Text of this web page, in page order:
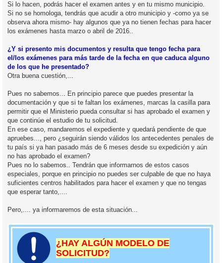
Si lo hacen, podrás hacer el examen antes y en tu mismo municipio.
Si no se homologa, tendrás que acudir a otro municipio y -como ya se
observa ahora mismo- hay algunos que ya no tienen fechas para hacer
los exámenes hasta marzo o abril de 2016..
¿Y si presento mis documentos y resulta que tengo fecha para
el/los exámenes para más tarde de la fecha en que caduca alguno
de los que he presentado?
Otra buena cuestión,...
Pues no sabemos... En principio parece que puedes presentar la
documentación y que si te faltan los exámenes, marcas la casilla para
permitir que el Ministerio pueda consultar si has aprobado el examen y
que continúe el estudio de tu solicitud.
En ese caso, mandaremos el expediente y quedará pendiente de que
apruebes..., pero ¿seguirán siendo válidos los antecedentes penales de
tu país si ya han pasado más de 6 meses desde su expedición y aún
no has aprobado el examen?
Pues no lo sabemos.. Tendrán que informarnos de estos casos
especiales, porque en principio no puedes ser culpable de que no haya
suficientes centros habilitados para hacer el examen y que no tengas
que esperar tanto,....
Pero,.... ya informaremos de esta situación...
¿HAY ALGÚN MODELO DE
SOLICITUD?